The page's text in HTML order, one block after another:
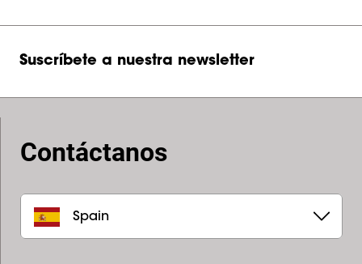
Suscríbete a nuestra newsletter
Contáctanos
Spain